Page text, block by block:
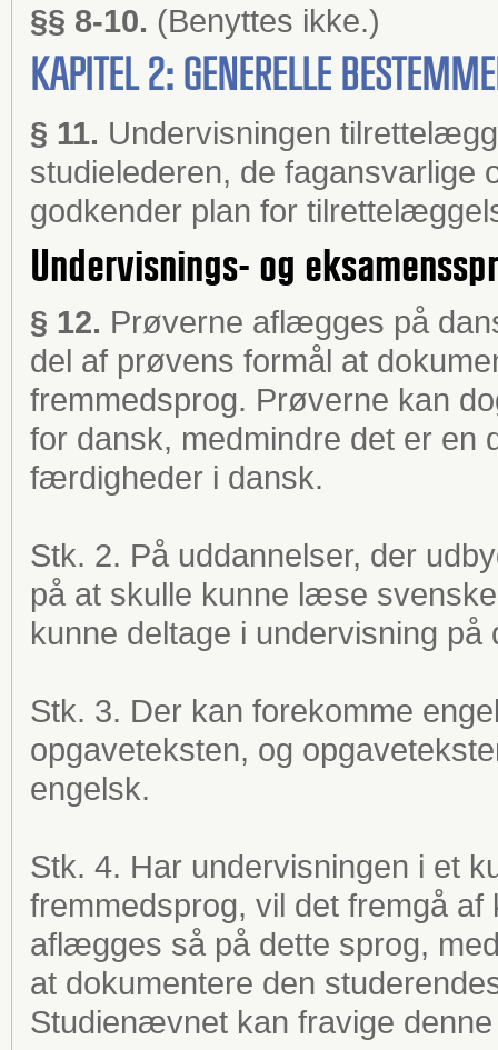
§§ 8-10. (Benyttes ikke.)
KAPITEL 2: GENERELLE
§ 11. Undervisningen
studielederen, de
godkender plan for
Undervisnings- og
§ 12. Prøverne aflægges på
del af prøvens formål at
fremmedsprog. Prøverne kan
for dansk, medmindre det er en
færdigheder i dansk.
Stk. 2. På uddannelser, der
på at skulle kunne læse
kunne deltage i undervisning på
Stk. 3. Der kan forekomme
opgaveteksten, og
engelsk.
Stk. 4. Har undervisningen i et
fremmedsprog, vil det fremgå
aflægges så på dette sprog,
at dokumentere den
Studienævnet kan fravige